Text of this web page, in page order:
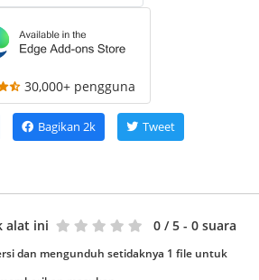
30,000+ pengguna
Bagikan 2k Tweet
alat ini 0 / 5 - 0 suara
dan mengunduh setidaknya 1 file untuk